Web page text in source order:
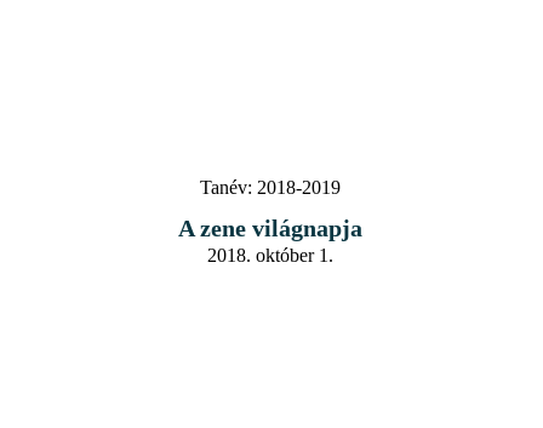
Tanév: 2018-2019
A zene világnapja
2018. október 1.